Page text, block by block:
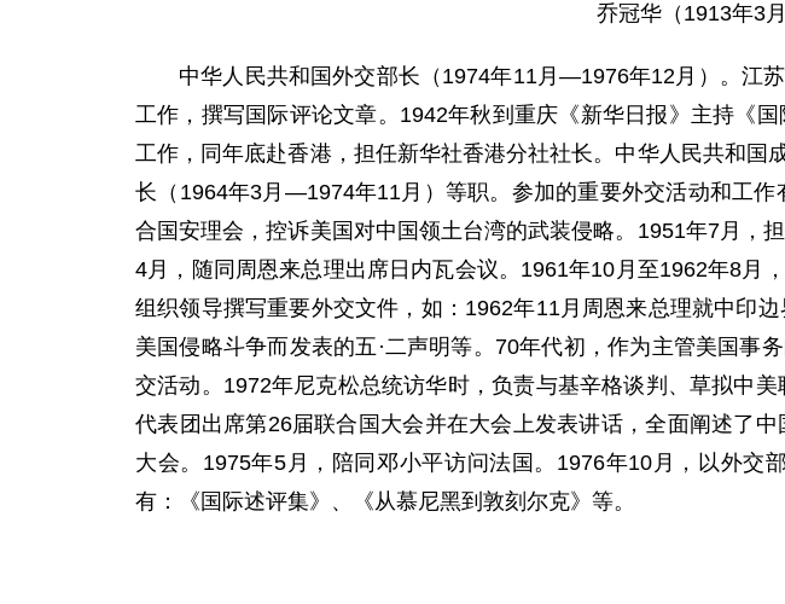
乔冠华（ 1913年3
中华人民共和国外交部长（ 1974年11月—1976年12月 ）。江
工作，撰写国际评论文章。1942年秋到重庆《新华日报》主持《
工作，同年底赴香港，担任新华社香港分社社长。中华人民共和
长（ 1964年3月—1974年11月 ）等职。参加的重要外交活动和工
合国安理会，控诉美国对中国领土台湾的武装侵略。1951年7月，
4月，随同周恩来总理出席日内瓦会议。1961年10月至1962年8月
组织领导撰写重要外交文件，如：1962年11月周恩来总理就中印
美国侵略斗争而发表的五·二声明等。70年代初，作为主管美国事
交活动。1972年尼克松总统访华时，负责与基辛格谈判、草拟中
代表团出席第26届联合国大会并在大会上发表讲话，全面阐述了
大会。1975年5月，陪同邓小平访问法国。1976年10月，以外
有：《国际述评集》、《从慕尼黑到敦刻尔克》等。